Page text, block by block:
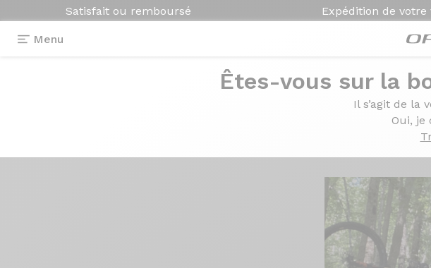
Satisfait ou remboursé Expédition de votre
Menu
Êtes-vous sur la
Il s’agit de la
Oui, je
Théorème GTR